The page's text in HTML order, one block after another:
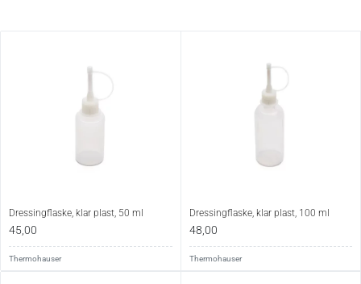
Dressingflaske, klar plast, 50 ml
45,00
Thermohauser
Dressingflaske, klar plast, 100 ml
48,00
Thermohauser